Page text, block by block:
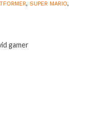
, SUPER MARIO,
gamer